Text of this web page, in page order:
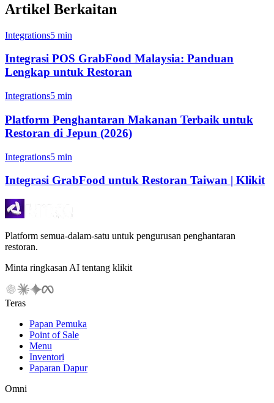
Artikel Berkaitan
Integrations5 min
Integrasi POS GrabFood Malaysia: Panduan
Lengkap untuk Restoran
Integrations5 min
Platform Penghantaran Makanan Terbaik untuk
Restoran di Jepun (2026)
Integrations5 min
Integrasi GrabFood untuk Restoran Taiwan | Klikit
Platform semua-dalam-satu untuk pengurusan penghantaran
restoran.
Minta ringkasan AI tentang klikit
Teras
Papan Pemuka
Point of Sale
Menu
Inventori
Paparan Dapur
Omni